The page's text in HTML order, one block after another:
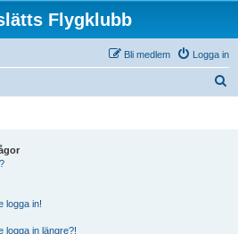
Flygklubb
Logga in
Bli medlem
logga in!
logga in längre?!